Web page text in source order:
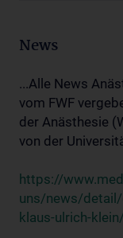
News
...Alle News
vom FWF
der Anästhesie
von der
https://
uns/news/
klaus-ulrich-klein/